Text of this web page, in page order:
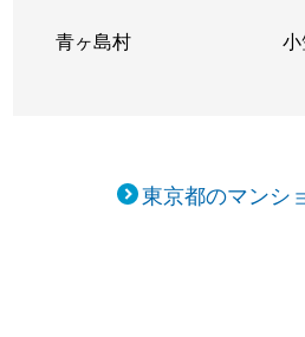
青ヶ島村
東京都のマンシ